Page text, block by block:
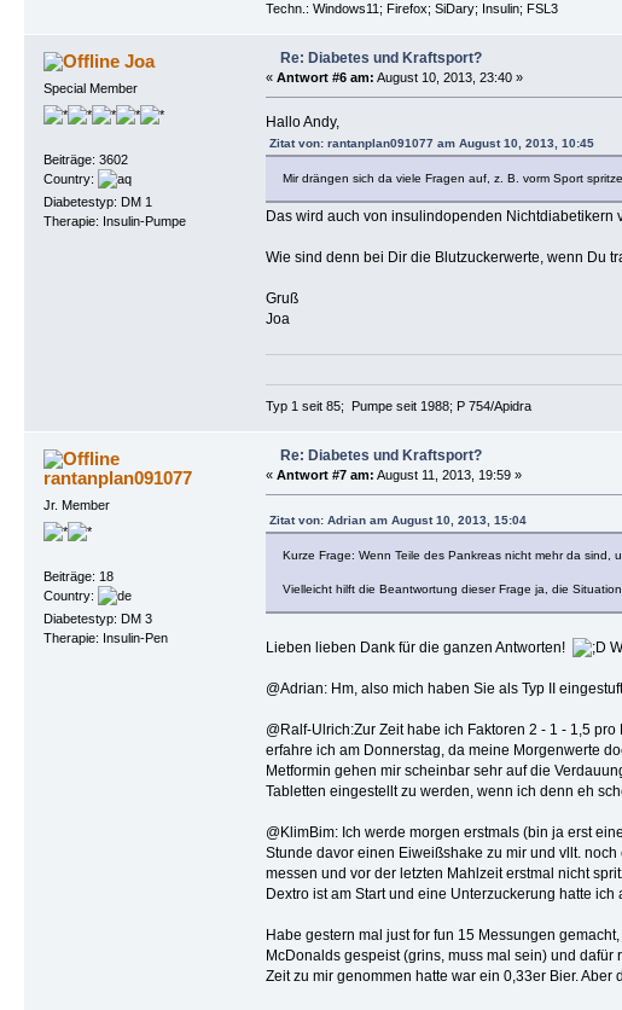
Techn.: Windows11; Firefox; SiDary; Insulin; FSL3
Joa
Special Member
Beiträge: 3602
Country:
Diabetestyp: DM 1
Therapie: Insulin-Pumpe
Re: Diabetes und Kraftsport?
« Antwort #6 am: August 10, 2013, 23:40 »
Hallo Andy,
Zitat von: rantanplan091077 am August 10, 2013, 10:45
Mir drängen sich da viele Fragen auf, z. B. vorm Sport
Das wird auch von insulindopenden Nichtdiabetikern
Wie sind denn bei Dir die Blutzuckerwerte, wenn Du
Gruß
Joa
Typ 1 seit 85; Pumpe seit 1988; P 754/Apidra
rantanplan091077
Jr. Member
Beiträge: 18
Country:
Diabetestyp: DM 3
Therapie: Insulin-Pen
Re: Diabetes und Kraftsport?
« Antwort #7 am: August 11, 2013, 19:59 »
Zitat von: Adrian am August 10, 2013, 15:04
Kurze Frage: Wenn Teile des Pankreas nicht mehr da
Vielleicht hilft die Beantwortung dieser Frage ja, die
Lieben lieben Dank für die ganzen Antworten!
@Adrian: Hm, also mich haben Sie als Typ II
@Ralf-Ulrich:Zur Zeit habe ich Faktoren 2 - 1 - 1,5
erfahre ich am Donnerstag, da meine Morgenwerte
Metformin gehen mir scheinbar sehr auf die
Tabletten eingestellt zu werden, wenn ich denn eh
@KlimBim: Ich werde morgen erstmals (bin ja erst
Stunde davor einen Eiweißshake zu mir und vllt.
messen und vor der letzten Mahlzeit erstmal nicht
Dextro ist am Start und eine Unterzuckerung hatte
Habe gestern mal just for fun 15 Messungen
McDonalds gespeist (grins, muss mal sein) und
Zeit zu mir genommen hatte war ein 0,33er Bier.